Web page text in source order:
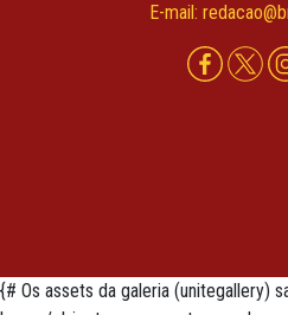
E-mail:
{# Os assets da galeria (unitegallery)